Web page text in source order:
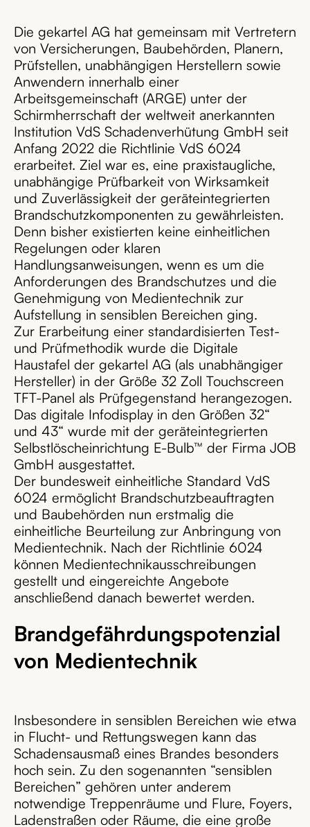
Die gekartel AG hat gemeinsam mit Vertretern
von Versicherungen, Baubehörden, Planern,
Prüfstellen, unabhängigen Herstellern sowie
Anwendern innerhalb einer
Arbeitsgemeinschaft (ARGE) unter der
Schirmherrschaft der weltweit anerkannten
Institution VdS Schadenverhütung GmbH seit
Anfang 2022 die Richtlinie VdS 6024
erarbeitet. Ziel war es, eine praxistaugliche,
unabhängige Prüfbarkeit von Wirksamkeit
und Zuverlässigkeit der geräteintegrierten
Brandschutzkomponenten zu gewährleisten.
Denn bisher existierten keine einheitlichen
Regelungen oder klaren
Handlungsanweisungen, wenn es um die
Anforderungen des Brandschutzes und die
Genehmigung von Medientechnik zur
Aufstellung in sensiblen Bereichen ging.
Zur Erarbeitung einer standardisierten Test-
und Prüfmethodik wurde die Digitale
Haustafel der gekartel AG (als unabhängiger
Hersteller) in der Größe 32 Zoll Touchscreen
TFT-Panel als Prüfgegenstand herangezogen.
Das digitale Infodisplay in den Größen 32“
und 43“ wurde mit der geräteintegrierten
Selbstlöscheinrichtung E-Bulb™ der Firma JOB
GmbH ausgestattet.
Der bundesweit einheitliche Standard VdS
6024 ermöglicht Brandschutzbeauftragten
und Baubehörden nun erstmalig die
einheitliche Beurteilung zur Anbringung von
Medientechnik. Nach der Richtlinie 6024
können Medientechnikausschreibungen
gestellt und eingereichte Angebote
anschließend danach bewertet werden.
Brandgefährdungspotenzial
von Medientechnik
Insbesondere in sensiblen Bereichen wie etwa
in Flucht- und Rettungswegen kann das
Schadensausmaß eines Brandes besonders
hoch sein. Zu den sogenannten “sensiblen
Bereichen” gehören unter anderem
notwendige Treppenräume und Flure, Foyers,
Ladenstraßen oder Räume, die eine große